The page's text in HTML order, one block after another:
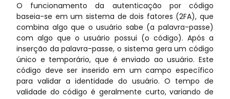
O funcionamento da autenticação por código
baseia-se em um sistema de dois fatores (2FA), que
combina algo que o usuário sabe (a palavra-passe)
com algo que o usuário possui (o código). Após a
inserção da palavra-passe, o sistema gera um código
único e temporário, que é enviado ao usuário. Este
código deve ser inserido em um campo específico
para validar a identidade do usuário. O tempo de
validade do código é geralmente curto, variando de